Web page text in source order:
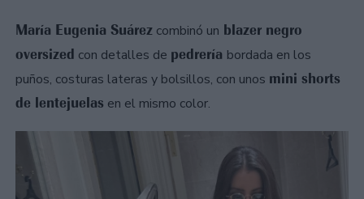
María Eugenia Suárez combinó un blazer negro
oversized con detalles de pedrería bordada en los
puños, costuras lateras y bolsillos, con unos mini shorts
de lentejuelas en el mismo color.